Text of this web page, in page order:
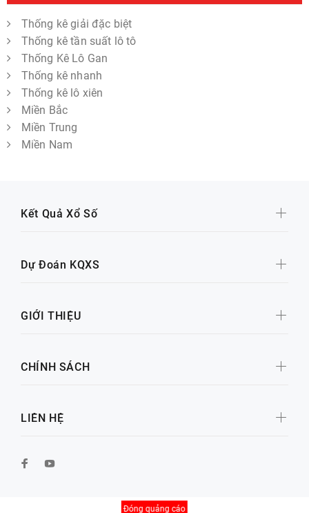
Thống kê giải đặc biệt
Thống kê tần suất lô tô
Thống Kê Lô Gan
Thống kê nhanh
Thống kê lô xiên
Miền Bắc
Miền Trung
Miền Nam
Đóng quảng cáo
Kết Quả Xổ Số
Dự Đoán KQXS
GIỚI THIỆU
CHÍNH SÁCH
LIÊN HỆ